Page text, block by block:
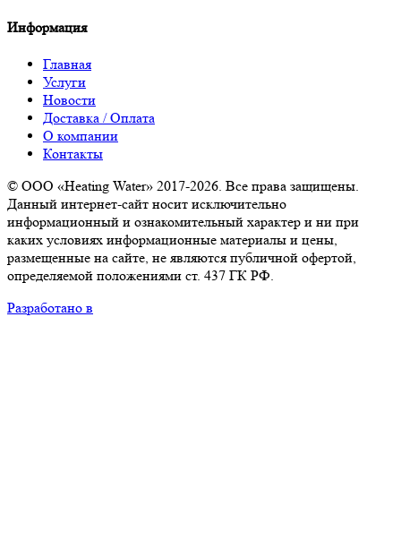
Информация
Главная
Услуги
Новости
Доставка / Оплата
О компании
Контакты
© ООО «Heating Water» 2017-2026. Все права защищены.
Данный интернет-сайт носит исключительно
информационный и ознакомительный характер и ни при
каких условиях информационные материалы и цены,
размещенные на сайте, не являются публичной офертой,
определяемой положениями ст. 437 ГК РФ.
Разработано в